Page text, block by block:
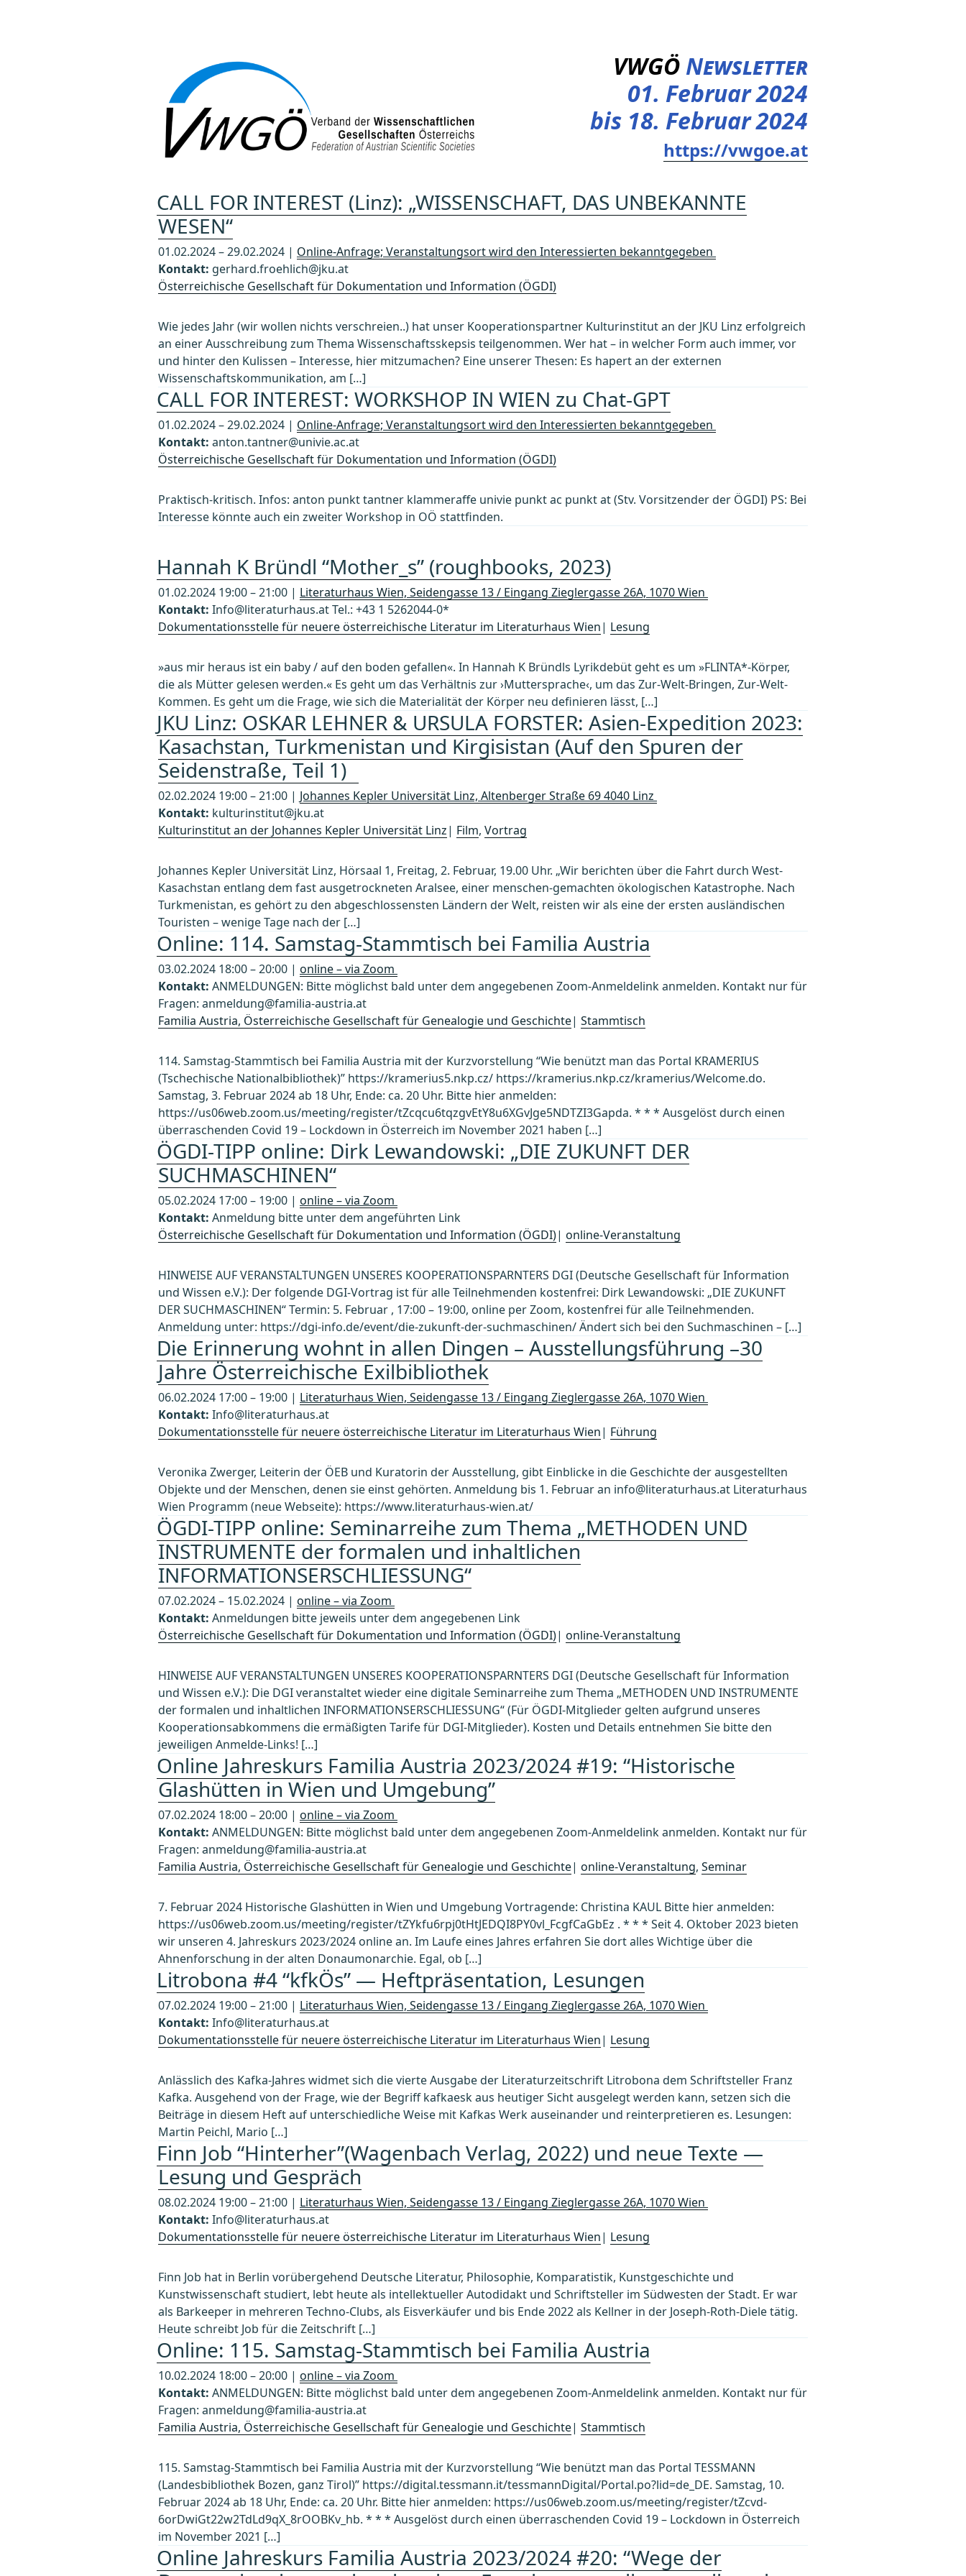
VWGÖ Newsletter
01. Februar 2024
bis 18. Februar 2024
https://vwgoe.at
CALL FOR INTEREST (Linz): „WISSENSCHAFT, DAS UNBEKANNTE
WESEN“
01.02.2024 – 29.02.2024 | Online-Anfrage; Veranstaltungsort wird den Interessierten bekanntgegeben
Kontakt: gerhard.froehlich@jku.at
Österreichische Gesellschaft für Dokumentation und Information (ÖGDI)
Wie jedes Jahr (wir wollen nichts verschreien..) hat unser Kooperationspartner Kulturinstitut an der JKU Linz erfolgreich
an einer Ausschreibung zum Thema Wissenschaftsskepsis teilgenommen. Wer hat – in welcher Form auch immer, vor
und hinter den Kulissen – Interesse, hier mitzumachen? Eine unserer Thesen: Es hapert an der externen
Wissenschaftskommunikation, am […]
CALL FOR INTEREST: WORKSHOP IN WIEN zu Chat-GPT
01.02.2024 – 29.02.2024 | Online-Anfrage; Veranstaltungsort wird den Interessierten bekanntgegeben
Kontakt: anton.tantner@univie.ac.at
Österreichische Gesellschaft für Dokumentation und Information (ÖGDI)
Praktisch-kritisch. Infos: anton punkt tantner klammeraffe univie punkt ac punkt at (Stv. Vorsitzender der ÖGDI) PS: Bei
Interesse könnte auch ein zweiter Workshop in OÖ stattfinden.
Hannah K Bründl “Mother_s” (roughbooks, 2023)
01.02.2024 19:00 – 21:00 | Literaturhaus Wien, Seidengasse 13 / Eingang Zieglergasse 26A, 1070 Wien
Kontakt: Info@literaturhaus.at Tel.: +43 1 5262044-0*
Dokumentationsstelle für neuere österreichische Literatur im Literaturhaus Wien| Lesung
»aus mir heraus ist ein baby / auf den boden gefallen«. In Hannah K Bründls Lyrikdebüt geht es um »FLINTA*-Körper,
die als Mütter gelesen werden.« Es geht um das Verhältnis zur ›Muttersprache‹, um das Zur-Welt-Bringen, Zur-Welt-
Kommen. Es geht um die Frage, wie sich die Materialität der Körper neu definieren lässt, […]
JKU Linz: OSKAR LEHNER & URSULA FORSTER: Asien-Expedition 2023:
Kasachstan, Turkmenistan und Kirgisistan (Auf den Spuren der
Seidenstraße, Teil 1)
02.02.2024 19:00 – 21:00 | Johannes Kepler Universität Linz, Altenberger Straße 69 4040 Linz
Kontakt: kulturinstitut@jku.at
Kulturinstitut an der Johannes Kepler Universität Linz| Film, Vortrag
Johannes Kepler Universität Linz, Hörsaal 1, Freitag, 2. Februar, 19.00 Uhr. „Wir berichten über die Fahrt durch West-
Kasachstan entlang dem fast ausgetrockneten Aralsee, einer menschen-gemachten ökologischen Katastrophe. Nach
Turkmenistan, es gehört zu den abgeschlossensten Ländern der Welt, reisten wir als eine der ersten ausländischen
Touristen – wenige Tage nach der […]
Online: 114. Samstag-Stammtisch bei Familia Austria
03.02.2024 18:00 – 20:00 | online – via Zoom
Kontakt: ANMELDUNGEN: Bitte möglichst bald unter dem angegebenen Zoom-Anmeldelink anmelden. Kontakt nur für
Fragen: anmeldung@familia-austria.at
Familia Austria, Österreichische Gesellschaft für Genealogie und Geschichte| Stammtisch
114. Samstag-Stammtisch bei Familia Austria mit der Kurzvorstellung “Wie benützt man das Portal KRAMERIUS
(Tschechische Nationalbibliothek)” https://kramerius5.nkp.cz/ https://kramerius.nkp.cz/kramerius/Welcome.do.
Samstag, 3. Februar 2024 ab 18 Uhr, Ende: ca. 20 Uhr. Bitte hier anmelden:
https://us06web.zoom.us/meeting/register/tZcqcu6tqzgvEtY8u6XGvJge5NDTZI3Gapda. * * * Ausgelöst durch einen
überraschenden Covid 19 – Lockdown in Österreich im November 2021 haben […]
ÖGDI-TIPP online: Dirk Lewandowski: „DIE ZUKUNFT DER
SUCHMASCHINEN“
05.02.2024 17:00 – 19:00 | online – via Zoom
Kontakt: Anmeldung bitte unter dem angeführten Link
Österreichische Gesellschaft für Dokumentation und Information (ÖGDI)| online-Veranstaltung
HINWEISE AUF VERANSTALTUNGEN UNSERES KOOPERATIONSPARNTERS DGI (Deutsche Gesellschaft für Information
und Wissen e.V.): Der folgende DGI-Vortrag ist für alle Teilnehmenden kostenfrei: Dirk Lewandowski: „DIE ZUKUNFT
DER SUCHMASCHINEN“ Termin: 5. Februar , 17:00 – 19:00, online per Zoom, kostenfrei für alle Teilnehmenden.
Anmeldung unter: https://dgi-info.de/event/die-zukunft-der-suchmaschinen/ Ändert sich bei den Suchmaschinen – […]
Die Erinnerung wohnt in allen Dingen – Ausstellungsführung –30
Jahre Österreichische Exilbibliothek
06.02.2024 17:00 – 19:00 | Literaturhaus Wien, Seidengasse 13 / Eingang Zieglergasse 26A, 1070 Wien
Kontakt: Info@literaturhaus.at
Dokumentationsstelle für neuere österreichische Literatur im Literaturhaus Wien| Führung
Veronika Zwerger, Leiterin der ÖEB und Kuratorin der Ausstellung, gibt Einblicke in die Geschichte der ausgestellten
Objekte und der Menschen, denen sie einst gehörten. Anmeldung bis 1. Februar an info@literaturhaus.at Literaturhaus
Wien Programm (neue Webseite): https://www.literaturhaus-wien.at/
ÖGDI-TIPP online: Seminarreihe zum Thema „METHODEN UND
INSTRUMENTE der formalen und inhaltlichen
INFORMATIONSERSCHLIESSUNG“
07.02.2024 – 15.02.2024 | online – via Zoom
Kontakt: Anmeldungen bitte jeweils unter dem angegebenen Link
Österreichische Gesellschaft für Dokumentation und Information (ÖGDI)| online-Veranstaltung
HINWEISE AUF VERANSTALTUNGEN UNSERES KOOPERATIONSPARNTERS DGI (Deutsche Gesellschaft für Information
und Wissen e.V.): Die DGI veranstaltet wieder eine digitale Seminarreihe zum Thema „METHODEN UND INSTRUMENTE
der formalen und inhaltlichen INFORMATIONSERSCHLIESSUNG“ (Für ÖGDI-Mitglieder gelten aufgrund unseres
Kooperationsabkommens die ermäßigten Tarife für DGI-Mitglieder). Kosten und Details entnehmen Sie bitte den
jeweiligen Anmelde-Links! […]
Online Jahreskurs Familia Austria 2023/2024 #19: “Historische
Glashütten in Wien und Umgebung”
07.02.2024 18:00 – 20:00 | online – via Zoom
Kontakt: ANMELDUNGEN: Bitte möglichst bald unter dem angegebenen Zoom-Anmeldelink anmelden. Kontakt nur für
Fragen: anmeldung@familia-austria.at
Familia Austria, Österreichische Gesellschaft für Genealogie und Geschichte| online-Veranstaltung, Seminar
7. Februar 2024 Historische Glashütten in Wien und Umgebung Vortragende: Christina KAUL Bitte hier anmelden:
https://us06web.zoom.us/meeting/register/tZYkfu6rpj0tHtJEDQI8PY0vl_FcgfCaGbEz . * * * Seit 4. Oktober 2023 bieten
wir unseren 4. Jahreskurs 2023/2024 online an. Im Laufe eines Jahres erfahren Sie dort alles Wichtige über die
Ahnenforschung in der alten Donaumonarchie. Egal, ob […]
Litrobona #4 “kfkÖs” — Heftpräsentation, Lesungen
07.02.2024 19:00 – 21:00 | Literaturhaus Wien, Seidengasse 13 / Eingang Zieglergasse 26A, 1070 Wien
Kontakt: Info@literaturhaus.at
Dokumentationsstelle für neuere österreichische Literatur im Literaturhaus Wien| Lesung
Anlässlich des Kafka-Jahres widmet sich die vierte Ausgabe der Literaturzeitschrift Litrobona dem Schriftsteller Franz
Kafka. Ausgehend von der Frage, wie der Begriff kafkaesk aus heutiger Sicht ausgelegt werden kann, setzen sich die
Beiträge in diesem Heft auf unterschiedliche Weise mit Kafkas Werk auseinander und reinterpretieren es. Lesungen:
Martin Peichl, Mario […]
Finn Job “Hinterher”(Wagenbach Verlag, 2022) und neue Texte —
Lesung und Gespräch
08.02.2024 19:00 – 21:00 | Literaturhaus Wien, Seidengasse 13 / Eingang Zieglergasse 26A, 1070 Wien
Kontakt: Info@literaturhaus.at
Dokumentationsstelle für neuere österreichische Literatur im Literaturhaus Wien| Lesung
Finn Job hat in Berlin vorübergehend Deutsche Literatur, Philosophie, Komparatistik, Kunstgeschichte und
Kunstwissenschaft studiert, lebt heute als intellektueller Autodidakt und Schriftsteller im Südwesten der Stadt. Er war
als Barkeeper in mehreren Techno-Clubs, als Eisverkäufer und bis Ende 2022 als Kellner in der Joseph-Roth-Diele tätig.
Heute schreibt Job für die Zeitschrift […]
Online: 115. Samstag-Stammtisch bei Familia Austria
10.02.2024 18:00 – 20:00 | online – via Zoom
Kontakt: ANMELDUNGEN: Bitte möglichst bald unter dem angegebenen Zoom-Anmeldelink anmelden. Kontakt nur für
Fragen: anmeldung@familia-austria.at
Familia Austria, Österreichische Gesellschaft für Genealogie und Geschichte| Stammtisch
115. Samstag-Stammtisch bei Familia Austria mit der Kurzvorstellung “Wie benützt man das Portal TESSMANN
(Landesbibliothek Bozen, ganz Tirol)” https://digital.tessmann.it/tessmannDigital/Portal.po?lid=de_DE. Samstag, 10.
Februar 2024 ab 18 Uhr, Ende: ca. 20 Uhr. Bitte hier anmelden: https://us06web.zoom.us/meeting/register/tZcvd-
6orDwiGt22w2TdLd9qX_8rOOBKv_hb. * * * Ausgelöst durch einen überraschenden Covid 19 – Lockdown in Österreich
im November 2021 […]
Online Jahreskurs Familia Austria 2023/2024 #20: “Wege der